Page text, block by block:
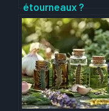
étourneaux ?
Périodes de
migration
automnale et
printanière des
oiseaux